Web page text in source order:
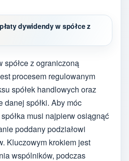
dywidendy w spółce z
spółce z ograniczoną
procesem regulowanym
spółek handlowych oraz
danej spółki. Aby móc
musi najpierw osiągnąć
poddany podziałowi
Kluczowym krokiem jest
wspólników, podczas